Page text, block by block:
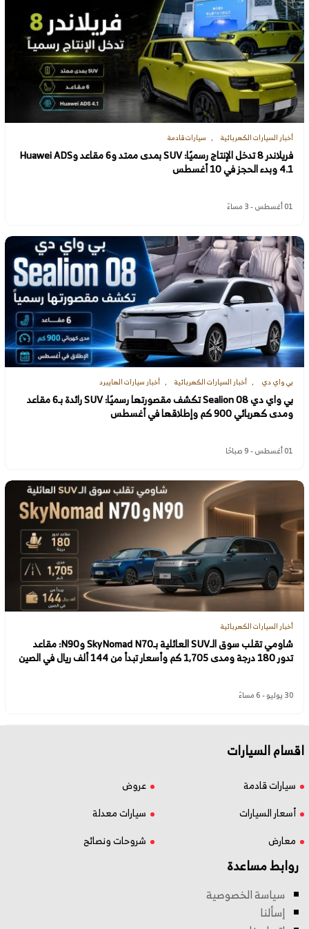
أخبار السيارات الكهربائية سيارات قادمة
فريلاندر 8 تدخل الإنتاج رسميًا: SUV بمدى ممتد و6 مقاعد وHuawei ADS
4.1 وبدء الحجز في 10 أغسطس
01 أغسطس - 3 مساءً
بي واي دي أخبار السيارات الكهربائية أخبار سيارات الهايبرد
بي واي دي Sealion 08 تكشف مقصورتها رسميًا: SUV رائدة بـ6 مقاعد
ومدى كهربائي 900 كم وإطلاقها في أغسطس
01 أغسطس - 9 صباحًا
أخبار السيارات الكهربائية
شاومي تقلب سوق الـSUV العائلية بـSkyNomad N70 وN90: مقاعد
تدور 180 درجة ومدى 1,705 كم وأسعار تبدأ من 144 ألف ريال في الصين
30 يوليو - 6 مساءً
اقسام السيارات
سيارات قادمة
عروض
أسعار السيارات
سيارات معدلة
معارض
شروحات ونصائح
روابط مساعدة
سياسة الخصوصية
إسألنا